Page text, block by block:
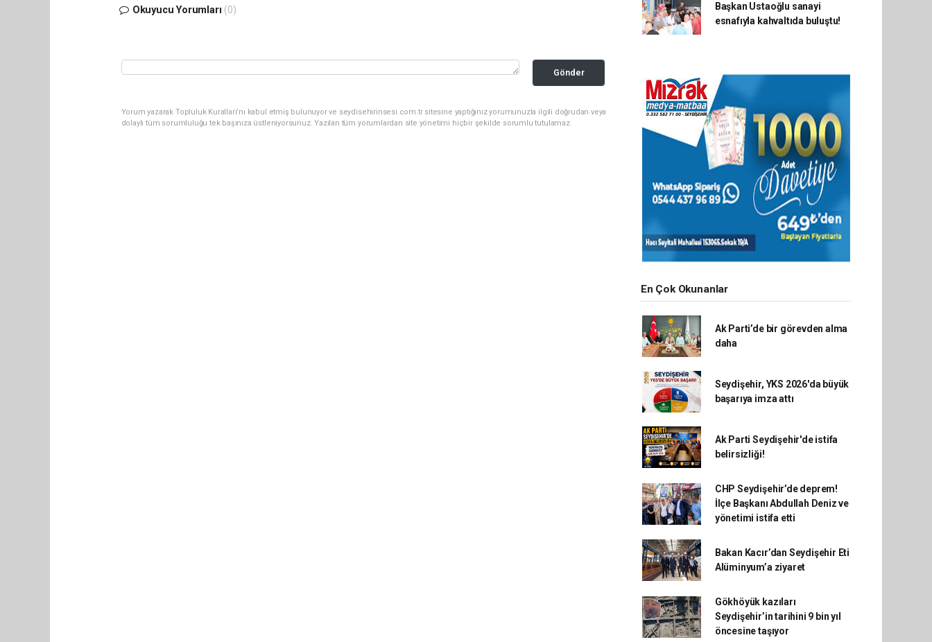
Okuyucu Yorumları (0)
Gönder
Yorum yazarak Topluluk Kuralları’nı kabul etmiş bulunuyor ve seydisehirinsesi.com.tr sitesine yaptığınız yorumunuzla ilgili doğrudan veya
dolaylı tüm sorumluluğu tek başınıza üstleniyorsunuz. Yazılan tüm yorumlardan site yönetimi hiçbir şekilde sorumlu tutulamaz.
Başkan Ustaoğlu sanayi
esnafıyla kahvaltıda buluştu!
En Çok Okunanlar
Ak Parti’de bir görevden alma
daha
Seydişehir, YKS 2026'da büyük
başarıya imza attı
Ak Parti Seydişehir'de istifa
belirsizliği!
CHP Seydişehir’de deprem!
İlçe Başkanı Abdullah Deniz ve
yönetimi istifa etti
Bakan Kacır’dan Seydişehir Eti
Alüminyum’a ziyaret
Gökhöyük kazıları
Seydişehir’in tarihini 9 bin yıl
öncesine taşıyor